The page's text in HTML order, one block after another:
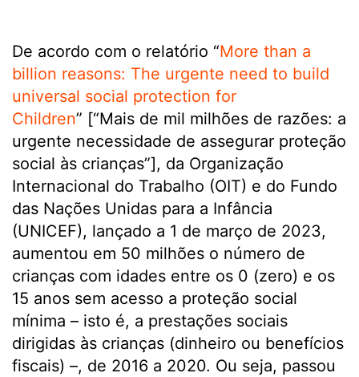
De acordo com o relatório “More than a
billion reasons: The urgente need to build
universal social protection for
Children” [“Mais de mil milhões de razões: a
urgente necessidade de assegurar proteção
social às crianças”], da Organização
Internacional do Trabalho (OIT) e do Fundo
das Nações Unidas para a Infância
(UNICEF), lançado a 1 de março de 2023,
aumentou em 50 milhões o número de
crianças com idades entre os 0 (zero) e os
15 anos sem acesso a proteção social
mínima – isto é, a prestações sociais
dirigidas às crianças (dinheiro ou benefícios
fiscais) –, de 2016 a 2020. Ou seja, passou